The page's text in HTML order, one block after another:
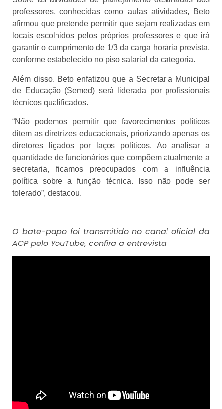
professores, conhecidas como aulas atividades, Beto
afirmou que pretende permitir que sejam realizadas em
locais escolhidos pelos próprios professores e que irá
garantir o cumprimento de 1/3 da carga horária prevista,
conforme estabelecido no piso salarial da categoria.
Além disso, Beto enfatizou que a Secretaria Municipal
de Educação (Semed) será liderada por profissionais
técnicos qualificados.
“Não podemos permitir que favorecimentos políticos
ditem as diretrizes educacionais, priorizando apenas os
diretores ligados por laços políticos. Ao analisar a
quantidade de funcionários que compõem atualmente a
secretaria, ficamos preocupados com a influência
política sobre a função técnica. Isso não pode ser
tolerado”, destacou.
O bate-papo foi transmitido no canal oficial da
ACP pelo YouTube, confira a entrevista: